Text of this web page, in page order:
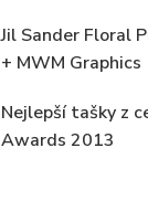
Jil Sander Floral
+ MWM Graphics
Nejlepší tašky z
Awards 2013